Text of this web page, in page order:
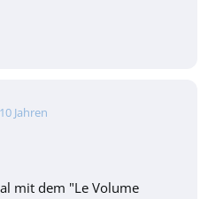
Jahren
mit dem "Le Volume